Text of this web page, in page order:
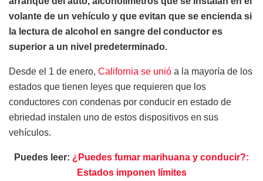
volante de un vehículo y que evitan que se encienda si
la lectura de alcohol en sangre del conductor es
superior a un nivel predeterminado.
Desde el 1 de enero, California se unió a la mayoría de los
estados que tienen leyes que requieren que los
conductores con condenas por conducir en estado de
ebriedad instalen uno de estos dispositivos en sus
vehículos.
Puedes leer: ¿Puedes fumar marihuana y conducir?:
Estados imponen límites